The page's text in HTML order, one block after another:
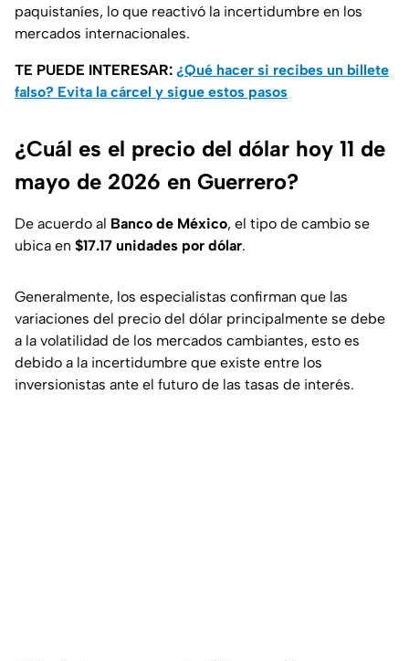
paquistaníes, lo que reactivó la incertidumbre en los
mercados internacionales.
TE PUEDE INTERESAR: ¿Qué hacer si recibes un billete
falso? Evita la cárcel y sigue estos pasos
¿Cuál es el precio del dólar hoy 11 de
mayo de 2026 en Guerrero?
De acuerdo al Banco de México, el tipo de cambio se
ubica en $17.17 unidades por dólar.
Generalmente, los especialistas confirman que las
variaciones del precio del dólar principalmente se debe
a la volatilidad de los mercados cambiantes, esto es
debido a la incertidumbre que existe entre los
inversionistas ante el futuro de las tasas de interés.